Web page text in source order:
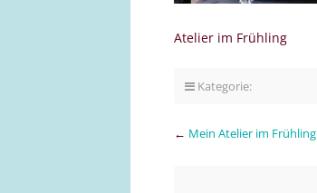
Atelier im Frühling
Kategorie:
← Mein Atelier im Frühling